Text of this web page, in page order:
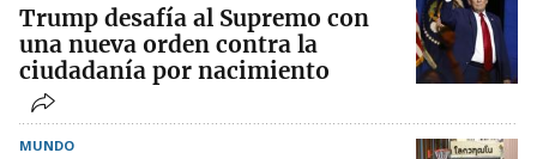
Trump desafía al Supremo con
una nueva orden contra la
ciudadanía por nacimiento
MUNDO